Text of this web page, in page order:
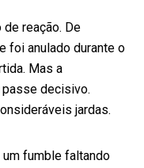
reação. De
foi anulado durante o
Mas a
decisivo.
jardas.
fumble faltando